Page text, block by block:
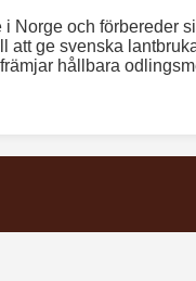
Norge och förbereder
att ge svenska
hållbara